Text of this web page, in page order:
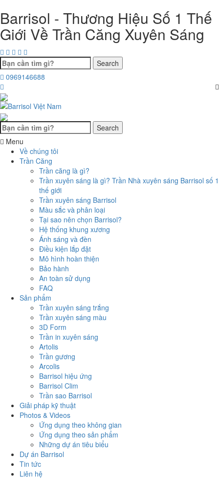
đến
nội
dung
Barrisol - Thương Hiệu Số 1 Thế
Giới Về Trần Căng Xuyên Sáng
Search
0969146688
Search
Menu
Về chúng tôi
Trần Căng
Trần căng là gì?
Trần xuyên sáng là gì? Trần Nhà xuyên sáng Barrisol số 1
thế giới
Trần xuyên sáng Barrisol
Màu sắc và phân loại
Tại sao nên chọn Barrisol?
Hệ thống khung xương
Ánh sáng và đèn
Điều kiện lắp đặt
Mô hình hoàn thiện
Bảo hành
An toàn sử dụng
FAQ
Sản phẩm
Trần xuyên sáng trắng
Trần xuyên sáng màu
3D Form
Trần in xuyên sáng
Artolis
Trần gương
Arcolis
Barrisol hiệu ứng
Barrisol Clim
Trần sao Barrisol
Giải pháp kỹ thuật
Photos & Videos
Ứng dụng theo không gian
Ứng dụng theo sản phẩm
Những dự án tiêu biểu
Dự án Barrisol
Tin tức
Liên hệ